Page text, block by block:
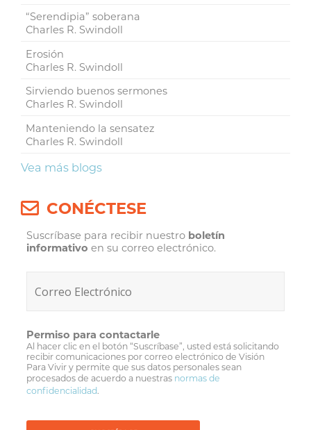
“Serendipia” soberana
Charles R. Swindoll
Erosión
Charles R. Swindoll
Sirviendo buenos sermones
Charles R. Swindoll
Manteniendo la sensatez
Charles R. Swindoll
Vea más blogs
CONÉCTESE
Suscríbase para recibir nuestro boletín
informativo en su correo electrónico.
Permiso para contactarle
Al hacer clic en el botón “Suscríbase”, usted está solicitando
recibir comunicaciones por correo electrónico de Visión
Para Vivir y permite que sus datos personales sean
procesados de acuerdo a nuestras normas de
confidencialidad.